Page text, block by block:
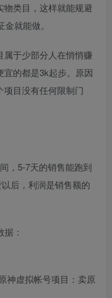
类目，这样就能规避
就能做。
于少部分人在悄悄赚
的都是3k起步。原因
目没有任何限制门
，5-7天的销售能跑到
后，利润是销售额的
：